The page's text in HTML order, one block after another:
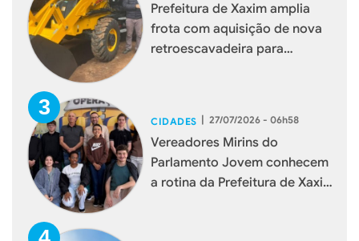
Prefeitura de Xaxim amplia
frota com aquisição de nova
retroescavadeira para
CIDADES | 27/07/2026 - 06h58
Vereadores Mirins do
Parlamento Jovem conhecem
a rotina da Prefeitura de Xaxim